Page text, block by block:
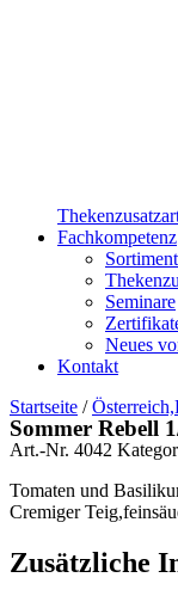
Fachkompetenz
Seminare
Neues
Kontakt
Startseite /
Sommer Rebell
Art.-Nr. 4042
Tomaten und
Cremiger
Zusätzliche